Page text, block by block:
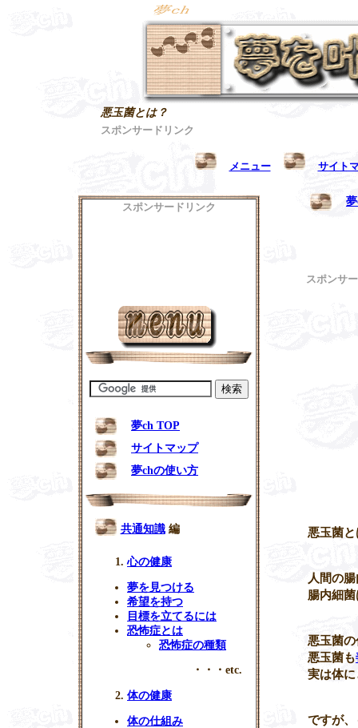
悪玉菌とは？
スポンサードリンク
メニュー サイト
スポンサ
悪玉菌
人間の
腸内細
悪玉菌の
悪玉菌も
実は体
ですが
スポンサードリンク
夢ch TOP
サイトマップ
夢chの使い方
共通知識編
心の健康
夢を見つける
希望を持つ
目標を立てるには
恐怖症とは
恐怖症の種類
・・・etc.
体の健康
体の仕組み